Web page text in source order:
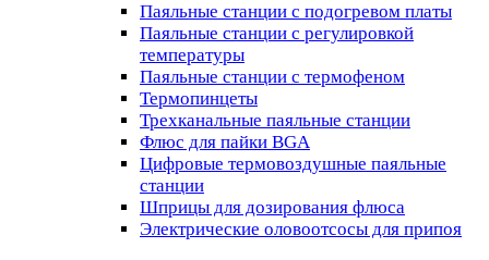
Паяльные станции с подогревом платы
Паяльные станции с регулировкой
температуры
Паяльные станции с термофеном
Термопинцеты
Трехканальные паяльные станции
Флюс для пайки BGA
Цифровые термовоздушные паяльные
станции
Шприцы для дозирования флюса
Электрические оловоотсосы для припоя